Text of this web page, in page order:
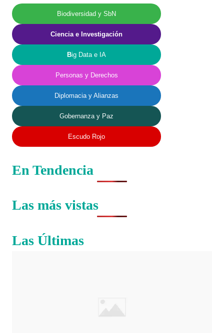
Biodiversidad y SbN
Ciencia e Investigación
Big Data e IA
Personas y Derechos
Diplomacia y Alianzas
Gobernanza y Paz
Escudo Rojo
En Tendencia
Las más vistas
Las Últimas